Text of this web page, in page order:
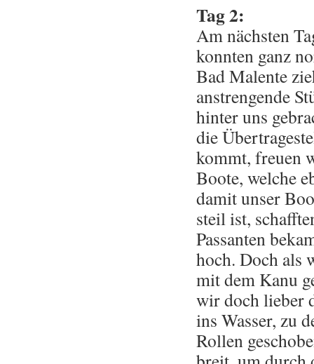
Tag 2:
Am nächsten
konnten ganz
Bad Malente
anstrengende
hinter uns
die
kommt, freuen
Boote, welche
damit unser
steil ist,
Passanten
hoch. Doch als
mit dem Kanu
wir doch lieber
ins Wasser, zu
Rollen